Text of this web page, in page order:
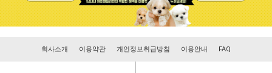
회사소개 이용약관 개인정보취급방침 이용안내 FAQ